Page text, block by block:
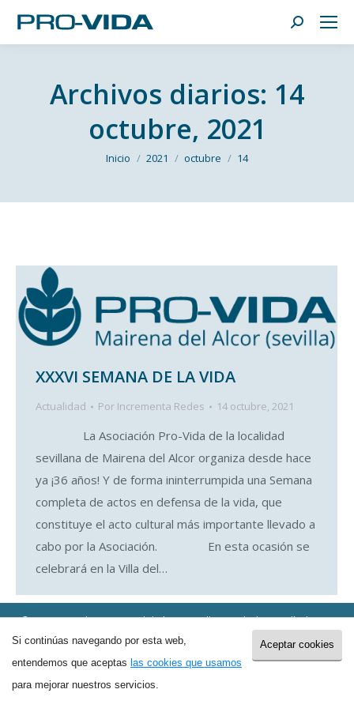
Buscar:
Archivos diarios: 14
octubre, 2021
Estás aquí:
Inicio 2021 octubre 14
XXXVI SEMANA DE LA VIDA
Actualidad Por Incrementa Redes 14 octubre, 2021
La Asociación Pro-Vida de la localidad
sevillana de Mairena del Alcor organiza desde hace
ya ¡36 años! Y de forma ininterrumpida una Semana
completa de actos en defensa de la vida, que
constituye el acto cultural más importante llevado a
cabo por la Asociación. En esta ocasión se
celebrará en la Villa del…
© 2017 Provida Mairena del Alcor (Sevilla) - Web desarrollada por
Incrementa Marketing
Aceptar cookies
Si continúas navegando por esta web,
entendemos que aceptas las cookies que usamos
para mejorar nuestros servicios.